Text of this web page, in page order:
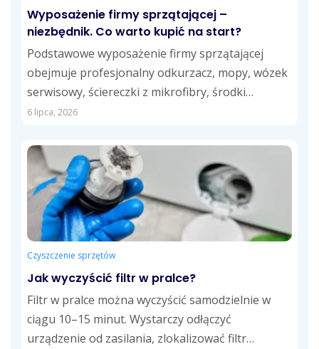
Wyposażenie firmy sprzątającej –
niezbędnik. Co warto kupić na start?
Podstawowe wyposażenie firmy sprzątającej
obejmuje profesjonalny odkurzacz, mopy, wózek
serwisowy, ściereczki z mikrofibry, środki
czystości dostosowane do różnych powierzchni
6 lipca, 2026
Czyszczenie sprzętów
Jak wyczyścić filtr w pralce?
Filtr w pralce można wyczyścić samodzielnie w
ciągu 10–15 minut. Wystarczy odłączyć
urządzenie od zasilania, zlokalizować filtr